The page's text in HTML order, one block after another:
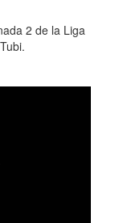
2 de la Liga